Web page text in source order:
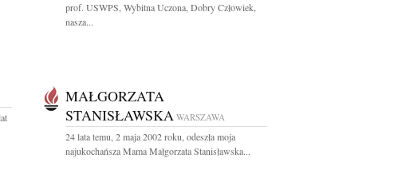
prof. USWPS, Wybitna Uczona, Dobry Człowiek,
nasza...
MAŁGORZATA
STANISŁAWSKA WARSZAWA
24 lata temu, 2 maja 2002 roku, odeszła moja
najukochańsza Mama Małgorzata Stanisławska...